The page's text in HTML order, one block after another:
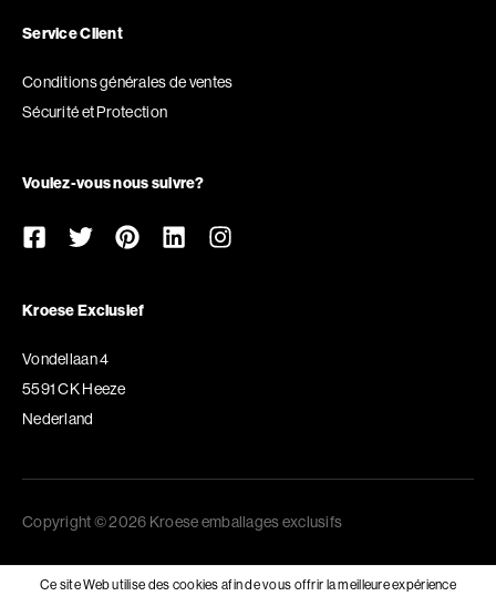
Service Client
Conditions générales de ventes
Sécurité et Protection
Voulez-vous nous suivre?
Kroese Exclusief
Vondellaan 4
5591 CK Heeze
Nederland
Copyright © 2026 Kroese emballages exclusifs
Ce site Web utilise des cookies afin de vous offrir la meilleure expérience